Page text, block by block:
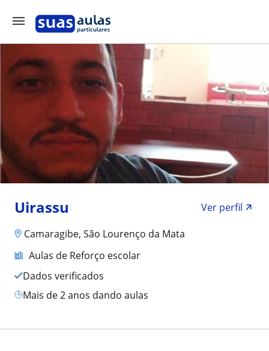
Uirassu
Ver perfil
Camaragibe, São Lourenço da Mata
Aulas de Reforço escolar
Dados verificados
mais de 2 anos dando aulas